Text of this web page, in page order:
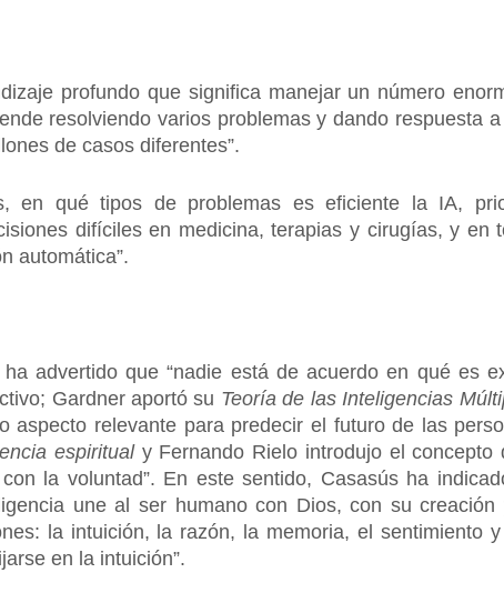
profundo que significa manejar un número
resolviendo varios problemas y dando respuesta
de casos diferentes”.
en qué tipos de problemas es eficiente la IA,
difíciles en medicina, terapias y cirugías, y en
automática”.
advertido que “nadie está de acuerdo en qué es
Gardner aportó su Teoría de las Inteligencias
aspecto relevante para predecir el futuro de las
espiritualy Fernando Rielo introdujo el concepto
la voluntad”. En este sentido, Casasús ha
une al ser humano con Dios, con su
la intuición, la razón, la memoria, el sentimiento
en la intuición”.